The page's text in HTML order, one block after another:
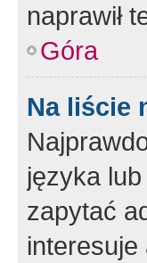
naprawił
Góra
Na liście
języka
zapytać
interesuje